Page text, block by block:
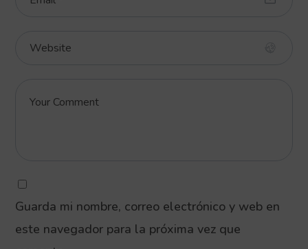
Guarda mi nombre, correo electrónico y web en
este navegador para la próxima vez que